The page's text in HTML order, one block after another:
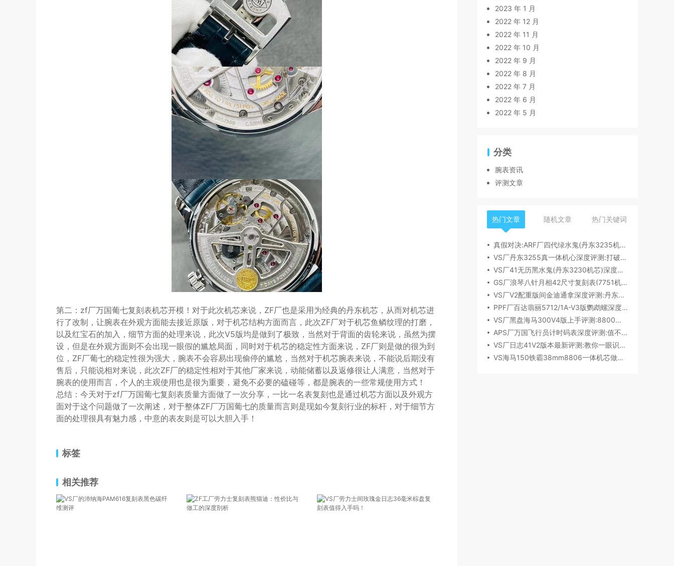
第二：zf厂万国葡七复刻表机芯开模！对于此次机芯来说，ZF厂也是采用为经典的丹东机芯，从而对机芯进
行了改制，让腕表在外观方面能去接近原版，对于机芯结构方面而言，此次ZF厂对于机芯鱼鳞纹理的打磨，
以及红宝石的加入，细节方面的处理来说，此次V5版均是做到了极致，当然对于背面的齿轮来说，虽然为摆
设，但是在外观方面则不会出现一眼假的尴尬局面，同时对于机芯的稳定性方面来说，ZF厂则是做的很为到
位，ZF厂葡七的稳定性很为强大，腕表不会容易出现偷停的尴尬，当然对于机芯腕表来说，不能说后期没有
售后，只能说相对来说，此次ZF厂的稳定性相对于其他厂家来说，动能储蓄以及返修很让人满意，当然对于
腕表的使用而言，个人的主观使用也是很为重要，避免不必要的磕碰等，都是腕表的一些常规使用方式！
总结：今天对于zf厂万国葡七复刻表质量方面做了一次分享，一比一名表复刻也是通过机芯方面以及外观方
面对于这个问题做了一次阐述，对于整体ZF厂万国葡七的质量而言则是现如今复刻行业的标杆，对于细节方
面的处理很具有魅力感，中意的表友则是可以大胆入手！
标签
相关推荐
2023 年 1 月
2022 年 12 月
2022 年 11 月
2022 年 10 月
2022 年 9 月
2022 年 8 月
2022 年 7 月
2022 年 6 月
2022 年 5 月
分类
腕表资讯
评测文章
热门文章 随机文章 热门关键词
真假对决:ARF厂四代绿水鬼(丹东3235机芯)深度评测
VS厂丹东3255真一体机心深度评测:打破市场乱象,重塑复刻机芯新标杆​
VS厂41无历黑水鬼(丹东3230机芯)深度评测:性能与破绽全解析
GS厂浪琴八针月相42尺寸复刻表(7751机芯)细节全析
VS厂V2配重版间金迪通拿深度评测:丹东4131机芯加持下的165克精密之作​
PPF厂百达翡丽5712/1A-V3版鹦鹉螺深度评测:细节升级直击正品
VS厂黑盘海马300V4版上手评测:8800一体机芯加持,复刻天花板实至名归?
APS厂万国飞行员计时码表深度评测:值不值得入手？
VS厂日志41V2版本最新评测:教你一眼识破假VS
VS海马150铁霸38mm8806一体机芯做工细节深度评测